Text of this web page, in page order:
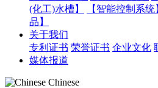
(化工)水槽】
【智能控制系统
品】
关于我们
专利证书 荣誉证书 企业文化
媒体报道
Chinese